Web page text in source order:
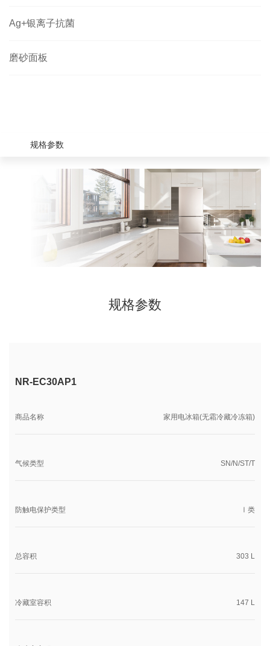
Ag+银离子抗菌
磨砂面板
规格参数
规格参数
NR-EC30AP1
商品名称 家用电冰箱(无霜冷藏冷冻箱)
气候类型 SN/N/ST/T
防触电保护类型 Ⅰ类
总容积 303 L
冷藏室容积 147 L